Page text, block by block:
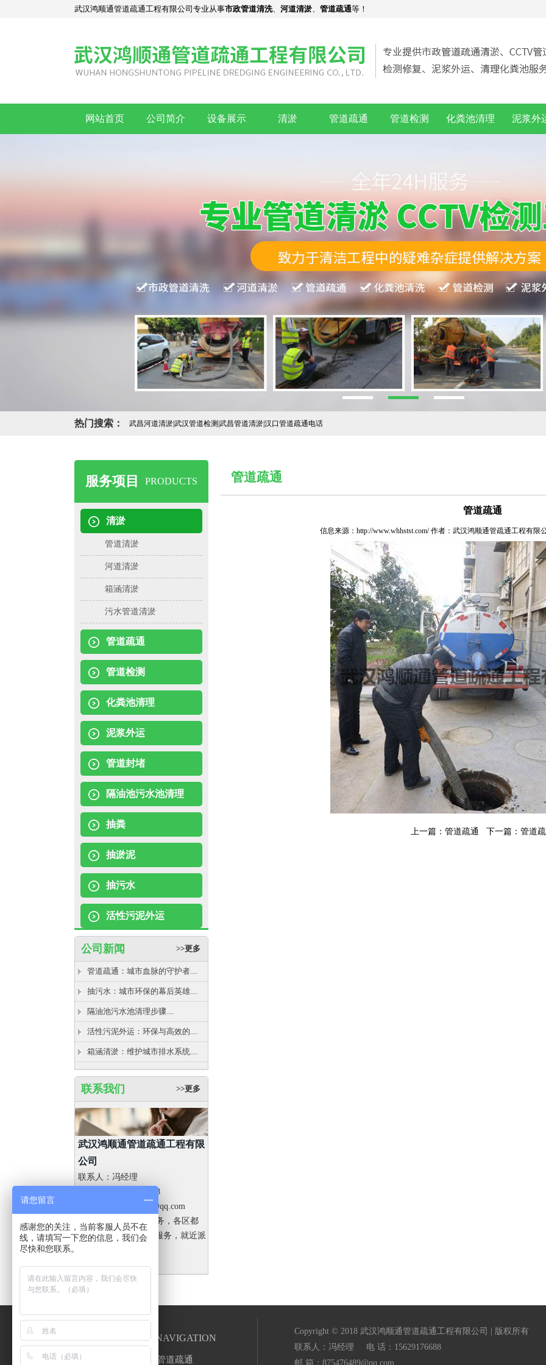
武汉鸿顺通管道疏通工程有限公司专业从事市政管道清洗、 河道清淤、 管道疏通等！
网站首页 公司简介 设备展示 清淤 管道疏通 管道检测 化粪池清理 泥浆外
热门搜索： 武昌河道清淤|武汉管道检测|武昌管道清淤|汉口管道疏通电话
服务项目 PRODUCTS
清淤
管道清淤
河道清淤
箱涵清淤
污水管道清淤
管道疏通
管道检测
化粪池清理
泥浆外运
管道封堵
隔油池污水池清理
抽粪
抽淤泥
抽污水
活性污泥外运
公司新闻 >>更多
管道疏通：城市血脉的守护者....
抽污水：城市环保的幕后英雄....
隔油池污水池清理步骤....
活性污泥外运：环保与高效的....
箱涵清淤：维护城市排水系统....
联系我们 >>更多
武汉鸿顺通管道疏通工程有限
公司
联系人：冯经理
电 话：15629176688
邮 箱：875476489@qq.com
地 址：全城调度服务，各区都
有服务网点，24小时服务，就近派
管道疏通
管道疏通
信息来源：http://www.whhstst.com/ 作者：武汉鸿顺通管疏通工程有限
上一篇： 管道疏通 下一篇： 管道
快速导航 RAOID NAVIGATION
清淤 管道疏通
Copyright © 2018 武汉鸿顺通管道疏通工程有限公司 | 版权所有
联系人：冯经理 电 话：15629176688
邮 箱：875476489@qq.com
请您留言
感谢您的关注，当前客服人员不在
线，请填写一下您的信息，我们会
尽快和您联系。